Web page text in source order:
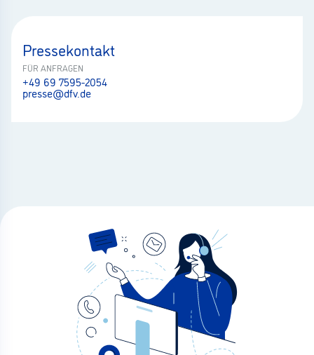
Pressekontakt
FÜR ANFRAGEN
+49 69 7595-2054
presse@dfv.de